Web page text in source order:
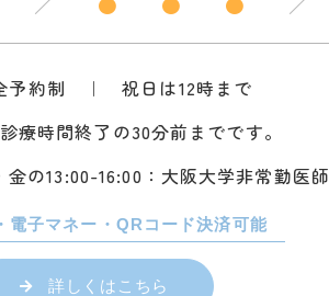
予約制 ｜ 祝日は12時まで
療時間終了の30分前までです。
金の13:00-16:00：大阪大学非常勤医師
電子マネー・QRコード決済可能
詳しくはこちら